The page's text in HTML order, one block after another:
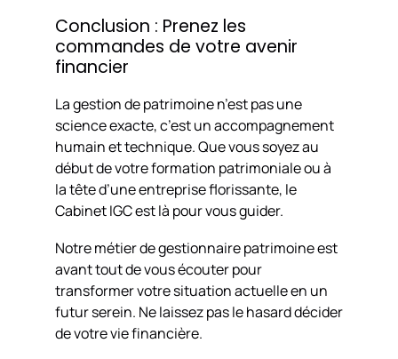
Conclusion : Prenez les
commandes de votre avenir
financier
La gestion de patrimoine n’est pas une
science exacte, c’est un accompagnement
humain et technique. Que vous soyez au
début de votre formation patrimoniale ou à
la tête d’une entreprise florissante, le
Cabinet IGC est là pour vous guider.
Notre métier de gestionnaire patrimoine est
avant tout de vous écouter pour
transformer votre situation actuelle en un
futur serein. Ne laissez pas le hasard décider
de votre vie financière.